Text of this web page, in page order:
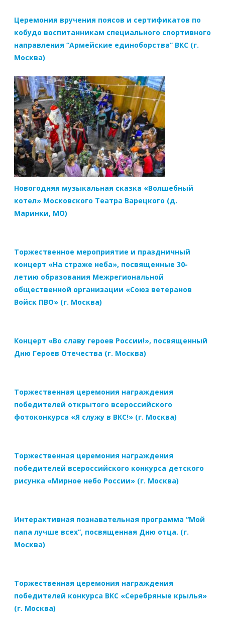
Церемония вручения поясов и сертификатов по
кобудо воспитанникам специального спортивного
направления “Армейские единоборства” ВКС (г.
Москва)
Новогодняя музыкальная сказка «Волшебный
котел» Московского Театра Варецкого (д.
Маринки, МО)
Торжественное мероприятие и праздничный
концерт «На страже неба», посвященные 30-
летию образования Межрегиональной
общественной организации «Союз ветеранов
Войск ПВО» (г. Москва)
Концерт «Во славу героев России!», посвященный
Дню Героев Отечества (г. Москва)
Торжественная церемония награждения
победителей открытого всероссийского
фотоконкурса «Я служу в ВКС!» (г. Москва)
Торжественная церемония награждения
победителей всероссийского конкурса детского
рисунка «Мирное небо России» (г. Москва)
Интерактивная познавательная программа “Мой
папа лучше всех”, посвященная Дню отца. (г.
Москва)
Торжественная церемония награждения
победителей конкурса ВКС «Серебряные крылья»
(г. Москва)